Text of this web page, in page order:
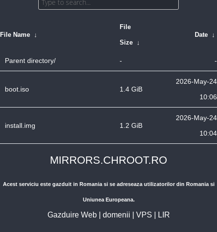
File Name ↓
File
Size ↓
Date ↓
Parent directory/ - -
boot.iso 1.4 GiB
2026-May-24
10:06
install.img 1.2 GiB
2026-May-24
10:04
MIRRORS.CHROOT.RO
Acest serviciu este gazduit in Romania si se adreseaza utilizatorilor din Romania si
Uniunea Europeana.
Gazduire Web| domenii VPS LIR